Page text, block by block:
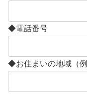
◆電話番号
◆お住まいの地域（例